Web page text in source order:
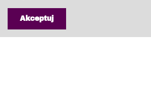
Akceptuj
Geolog Powiatowy